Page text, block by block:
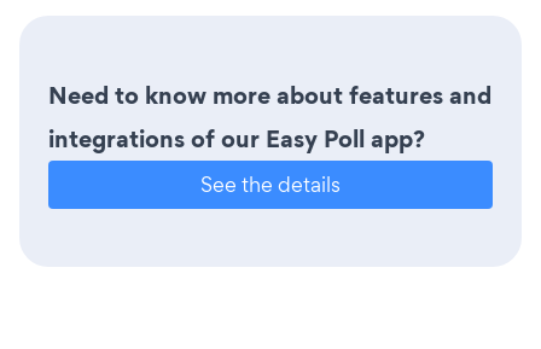
Need to know more about features and
integrations of our Easy Poll app?
See the details